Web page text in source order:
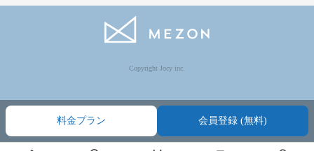
料金プラン 会員登録 (無料)
Copyright Jocy inc.